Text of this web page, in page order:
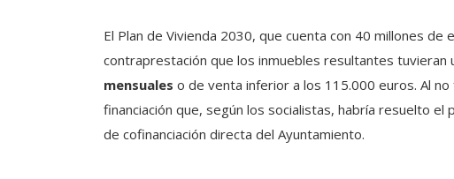
El Plan de Vivienda 2030, que cuenta con 40 millones de
contraprestación que los inmuebles resultantes tuvieran
mensuales o de venta inferior a los 115.000 euros. Al no
financiación que, según los socialistas, habría resuelto
de cofinanciación directa del Ayuntamiento.